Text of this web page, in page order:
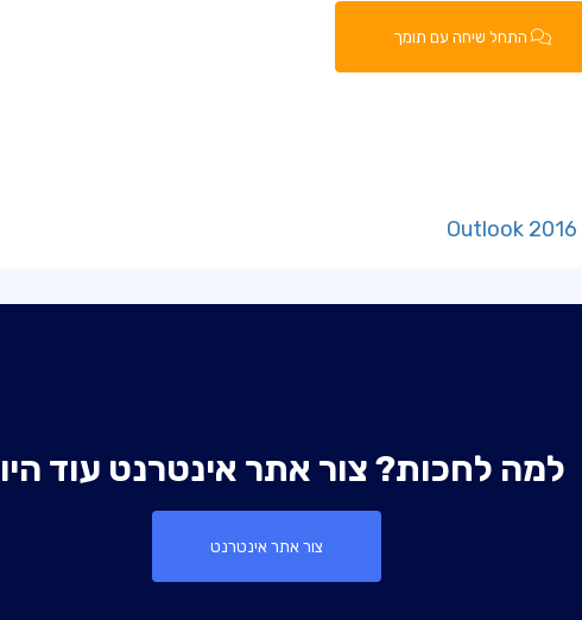
התחל שיחה עם תומך
למה לחכות? צור אתר אינטרנט עוד
צור אתר אינטרנט